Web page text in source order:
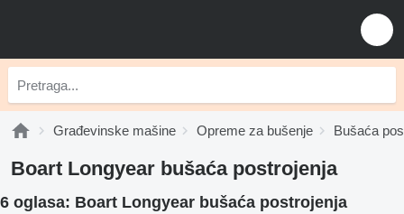
Građevinske mašine Opreme za bušenje Bušaća
Boart Longyear bušaća postrojenja
6 oglasa: Boart Longyear bušaća postrojenja